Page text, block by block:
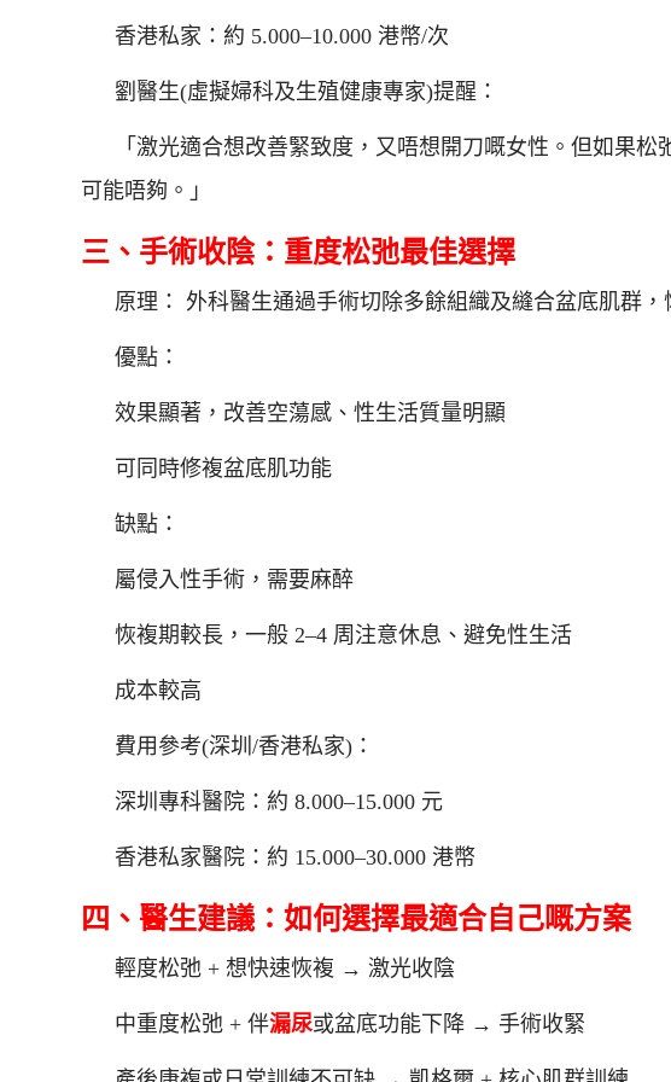
香港私家：約 5.000–10.000 港幣/次
劉醫生(虛擬婦科及生殖健康專家)提醒：
「激光適合想改善緊致度，又唔想開刀嘅女性。但如果
可能唔夠。」
三、手術收陰：重度松弛最佳選擇
原理： 外科醫生通過手術切除多餘組織及縫合盆底肌群，
優點：
效果顯著，改善空蕩感、性生活質量明顯
可同時修複盆底肌功能
缺點：
屬侵入性手術，需要麻醉
恢複期較長，一般 2–4 周注意休息、避免性生活
成本較高
費用參考(深圳/香港私家)：
深圳專科醫院：約 8.000–15.000 元
香港私家醫院：約 15.000–30.000 港幣
四、醫生建議：如何選擇最適合自己嘅方案
輕度松弛 + 想快速恢複 → 激光收陰
中重度松弛 + 伴漏尿或盆底功能下降 → 手術收緊